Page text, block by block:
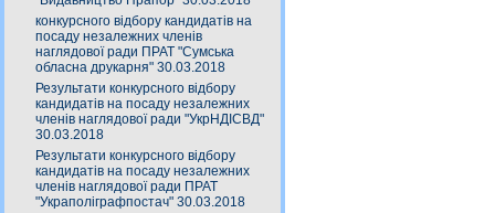
конкурсного відбору кандидатів на
посаду незалежних членів
наглядової ради ПРАТ "Сумська
обласна друкарня" 30.03.2018
Результати конкурсного відбору
кандидатів на посаду незалежних
членів наглядової ради "УкрНДІСВД"
30.03.2018
Результати конкурсного відбору
кандидатів на посаду незалежних
членів наглядової ради ПРАТ
"Украполіграфпостач" 30.03.2018